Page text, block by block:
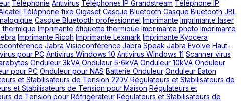
Téléphonie Antivirus Téléphones IP Grandstream Téléphone IP
Téléphone fixe Gigaset Casque Bluetooth Casque Bluetooth JBL
Casque Bluetooth professionnel Imprimante Imprimante laser
thermique Imprimante étiquette thermique Imprimante photo Imprimante
Imprimante Ricoh Imprimante Lexmark Imprimante Kyocera
Jabra Visioconférence Jabra Speak Jabra Evolve Haut-
pour PC Antivirus Windows 10 Antivirus Windows 11 Scanner virus
Onduleur 3kVA Onduleur 5-6kVA Onduleur 10kVA Onduleur
pour PC Onduleur pour NAS Batterie Onduleur Onduleur Eaton
et Stabilisateurs de Tension 220V Régulateurs et Stabilisateurs de
et Stabilisateurs de Tension pour Maison Régulateurs et
de Tension pour Réfrigérateur Régulateurs et Stabilisateurs de